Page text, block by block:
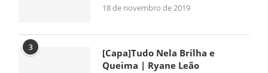
18 de novembro de 2019
3
[Capa]Tudo Nela Brilha e
Queima | Ryane Leão